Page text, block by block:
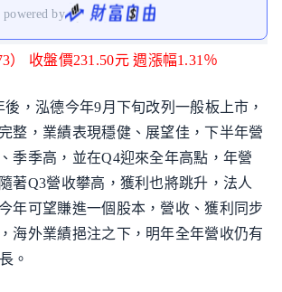
） 收盤價231.50元 週漲幅1.31％
，泓德今年9月下旬改列一般板上市，
整，業績表現穩健、展望佳，下半年營
季季高，並在Q4迎來全年高點，年營
著Q3營收攀高，獲利也將跳升，法人
年可望賺進一個股本，營收、獲利同步
海外業績挹注之下，明年全年營收仍有
。